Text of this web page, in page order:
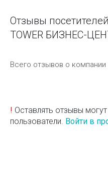
Отзывы
TOWER БИЗНЕС-
Всего отзывов о компании
! Оставлять отзывы
пользователи. Войти в